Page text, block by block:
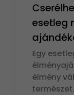
esetleg
Egy
élmény
természet